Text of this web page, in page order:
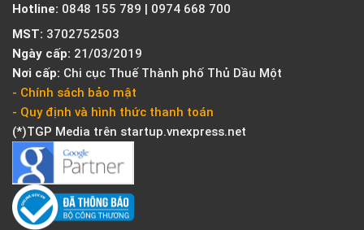
Hotline: 0848 155 789 | 0974 668 700
MST: 3702752503
Ngày cấp: 21/03/2019
Nơi cấp: Chi cục Thuế Thành phố Thủ Dầu Một
- Chính sách bảo mật
- Quy định và hình thức thanh toán
(*)TGP Media trên startup.vnexpress.net